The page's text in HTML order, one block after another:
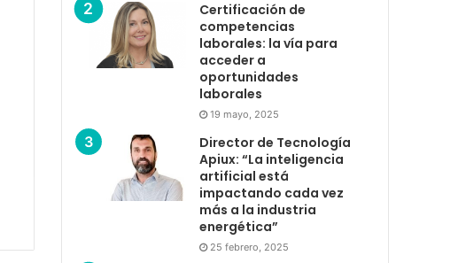
Certificación de
competencias
laborales: la vía para
acceder a
oportunidades
laborales
19 mayo, 2025
Director de Tecnología
Apiux: “La inteligencia
artificial está
impactando cada vez
más a la industria
energética”
25 febrero, 2025